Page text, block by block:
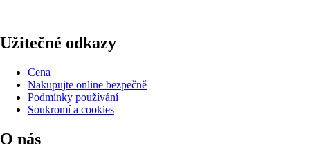
Užitečné odkazy
Cena
Nakupujte online bezpečně
Podmínky používání
Soukromí a cookies
O nás